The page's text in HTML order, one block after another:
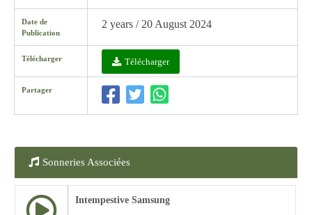
Date de
Publication
2 years / 20 August 2024
Télécharger Télécharger
Partager
Sonneries Associées
Intempestive Samsung